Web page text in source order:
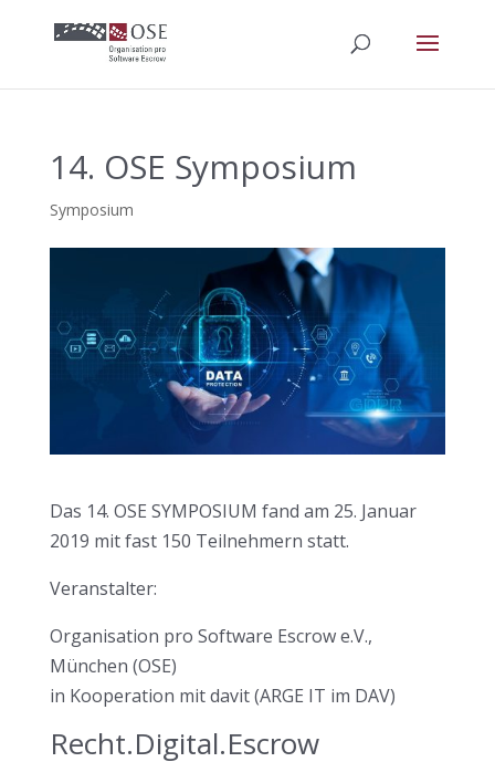
14. OSE Symposium
Symposium
Das 14. OSE SYMPOSIUM fand am 25. Januar
2019 mit fast 150 Teilnehmern statt.
Veranstalter:
Organisation pro Software Escrow e.V.,
München (OSE)
in Kooperation mit davit (ARGE IT im DAV)
Recht.Digital.Escrow